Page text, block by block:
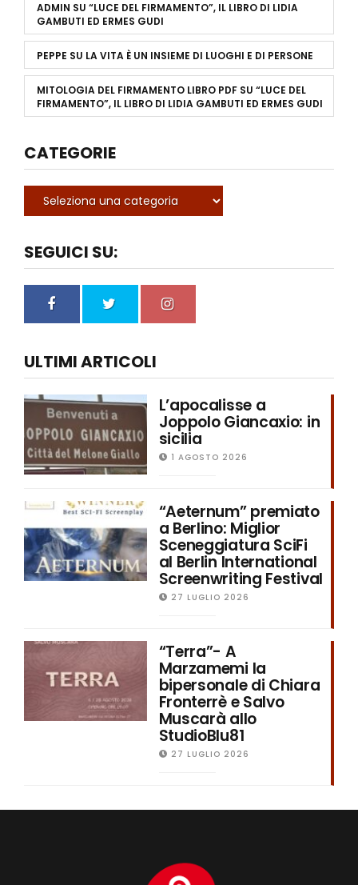
ADMIN SU “LUCE DEL FIRMAMENTO”, IL LIBRO DI LIDIA
GAMBUTI ED ERMES GUDI
PEPPE SU LA VITA È UN INSIEME DI LUOGHI E DI PERSONE
MITOLOGIA DEL FIRMAMENTO LIBRO PDF SU “LUCE DEL
FIRMAMENTO”, IL LIBRO DI LIDIA GAMBUTI ED ERMES GUDI
CATEGORIE
SEGUICI SU:
ULTIMI ARTICOLI
L’apocalisse a
Joppolo Giancaxio: in
sicilia
1 AGOSTO 2026
“Aeternum” premiato
a Berlino: Miglior
Sceneggiatura SciFi
al Berlin International
Screenwriting Festival
27 LUGLIO 2026
“Terra”- A
Marzamemi la
bipersonale di Chiara
Fronterrè e Salvo
Muscarà allo
StudioBlu81
27 LUGLIO 2026